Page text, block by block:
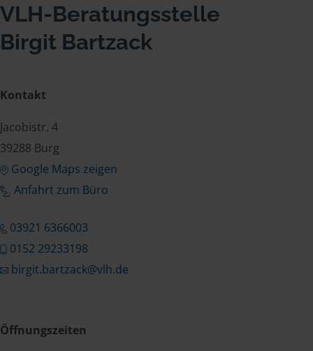
VLH-Beratungsstelle
Birgit Bartzack
Kontakt
Jacobistr. 4
39288 Burg
Google Maps zeigen
Anfahrt zum Büro
03921 6366003
0152 29233198
birgit.bartzack@vlh.de
Öffnungszeiten